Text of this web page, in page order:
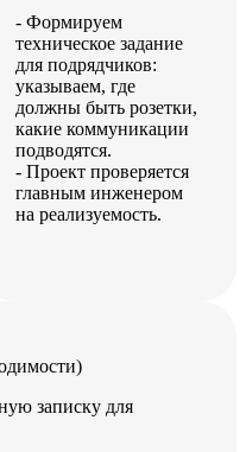
- Формируем
техническое задание
для подрядчиков:
указываем, где
должны быть розетки,
какие коммуникации
подводятся.
- Проект проверяется
главным инженером
на реализуемость.
записку для